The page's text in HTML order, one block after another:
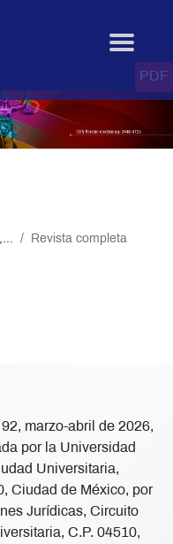
Revista completa
PDF
marzo-abril de 2026,
por la Universidad
Universitaria,
Ciudad de México, por
Jurídicas, Circuito
C.P. 04510,